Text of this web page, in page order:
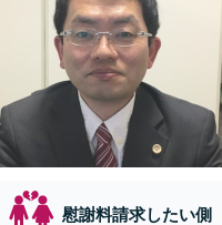
慰謝料請求したい側